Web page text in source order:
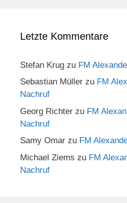
Letzte Kommentare
Stefan Krug zu FM
Sebastian Müller zu FM
Nachruf
Georg Richter zu FM
Nachruf
Samy Omar zu FM
Michael Ziems zu FM
Nachruf